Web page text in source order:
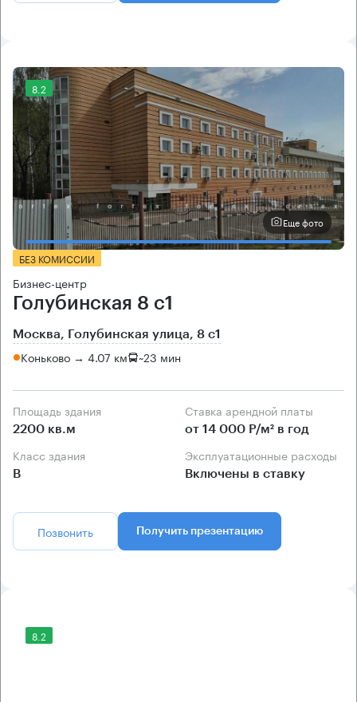
8.2
Еще фото
БЕЗ КОМИССИИ
Бизнес-центр
Голубинская 8 с1
Москва, Голубинская улица, 8 с1
Коньково → 4.07 км ~23 мин
Площадь здания
2200 кв.м
Ставка арендной платы
от 14 000 Р/м² в год
Класс здания
B
Эксплуатационные расходы
Включены в ставку
Позвонить Получить презентацию
8.2